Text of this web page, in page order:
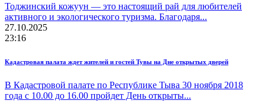
Тоджинский кожуун — это настоящий рай для любителей
активного и экологического туризма. Благодаря...
27.10.2025
23:16
Кадастровая палата ждет жителей и гостей Тувы на Дне открытых дверей
В Кадастровой палате по Республике Тыва 30 ноября 2018
года с 10.00 до 16.00 пройдет День открыты...